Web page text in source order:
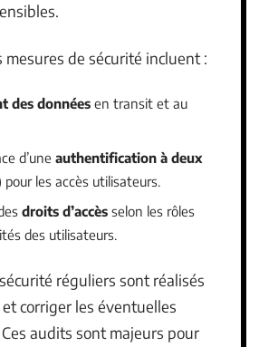
mesures de sécurité incluent :
des données en transit et au
d’une authentification à deux
pour les accès utilisateurs.
droits d’accès selon les rôles
des utilisateurs.
réguliers sont réalisés
corriger les éventuelles
audits sont majeurs pour